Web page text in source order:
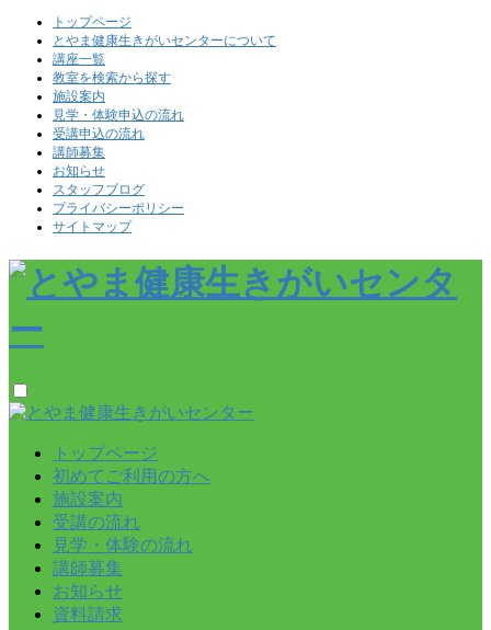
トップページ
とやま健康生きがいセンターについて
講座一覧
教室を検索から探す
施設案内
見学・体験申込の流れ
受講申込の流れ
講師募集
お知らせ
スタッフブログ
プライバシーポリシー
サイトマップ
トップページ
初めてご利用の方へ
施設案内
受講の流れ
見学・体験の流れ
講師募集
お知らせ
資料請求